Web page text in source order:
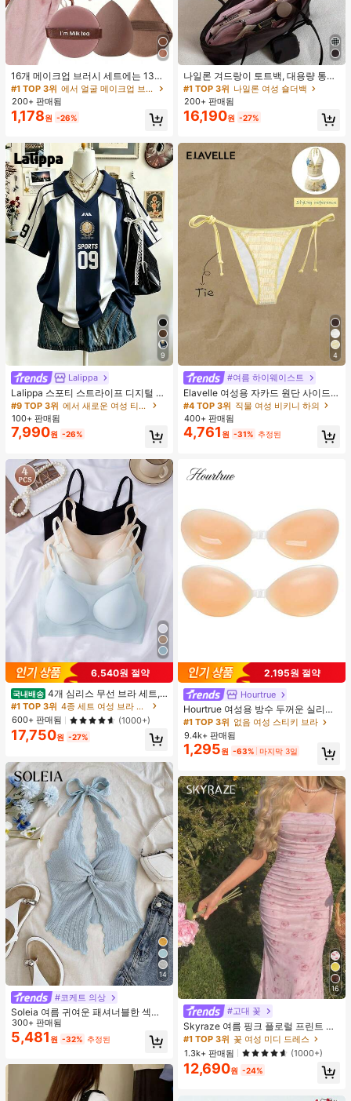
16개 메이크업 브러시 세트에는 13개
메이크업 브러시, 1개 눈물 모양 메이
크업 스펀지, 1개 둥근 쿠션 파우더 브
러시, 1개 삼각형 메이크업 스펀지가
포함되어 있습니다 - 클래식 세트. 부
어졌습니다. 여성과 소녀에게 완벽하
며, 가을과 겨울에 이상적입니다.
#1 TOP 3위
에서 얼굴 메이크업 브러시 세트
200+ 판매됨
1,178원 -26%
9
Lalippa
Lalippa 스포티 스트라이프 디지털 프
린트 패션 미니멀리스트 여성용 라펠
브이넥 드롭 숄더 반팔 티셔츠 친구 선
물
#9 TOP 3위
에서 새로운 여성 티셔츠
100+ 판매됨
7,990원 -26%
6,540원 절약
국내배송 4개 심리스 무선 브라 세트,
작은 가슴 보정, 초박형 통기성 아이스
실크 섹시 편안한 백리스 란제리 브라,
조절 가능
#1 TOP 3위
4종 세트 여성 브라 & 브랄렛
600+ 판매됨
(1000+)
17,750원 -27%
14
#코케트 의상
Soleia 여름 귀여운 패셔너블한 섹시
한 홀터 타이 트위스트 오픈 백 탑
300+ 판매됨
5,481 원 -32% 추정된
나일론 겨드랑이 토트백, 대용량 통근
숄더백, 작은 메이크업 백 포함, 펜던
트 미포함, 가벼운 일상 핸드백 (펜던
트 미포함)
#1 TOP 3위 나일론 여성 숄더백
200+ 판매됨
16,190원 -27%
4
#여름 하이웨이스트
Elavelle 여성용 자카드 원단 사이드
타이 비키니 하의, 봄/여름
#4 TOP 3위 직물 여성 비키니 하의
400+ 판매됨
4,761 원 -31% 추정된
2,195원 절약
Hourtrue
Hourtrue 여성용 방수 두꺼운 실리콘
가슴 페탈, 작은 가슴 리프트업 & 푸시
인용, 웨딩 촬영 및 들러리용
#1 TOP 3위 없음 여성 스티키 브라
9.4k+ 판매됨
1,295원 -63% 마지막 3일
16
#고대 꽃
Skyraze 여름 핑크 플로럴 프린트 주
름 메쉬 캐미 롱 드레스, 여름 드레스,
봄 옷
#1 TOP 3위 꽃 여성 미디 드레스
1.3k+ 판매됨
(1000+)
12,690원 -24%